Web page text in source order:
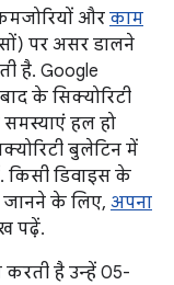
और काम
पर असर डालने
है. Google
के सिक्योरिटी
हल हो
बुलेटिन में
किसी डिवाइस के
जानने के लिए, अपना
पढ़ें.
करती है उन्हें 05-